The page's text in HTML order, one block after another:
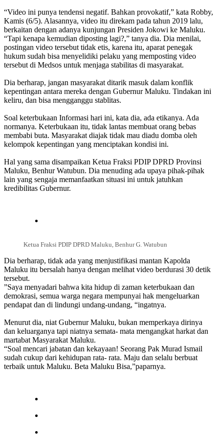
“Video ini punya tendensi negatif. Bahkan provokatif,” kata Robby,
Kamis (6/5). Alasannya, video itu direkam pada tahun 2019 lalu,
berkaitan dengan adanya kunjungan Presiden Jokowi ke Maluku.
“Tapi kenapa kemudian diposting lagi?,” tanya dia. Dia menilai,
postingan video tersebut tidak etis, karena itu, aparat penegak
hukum sudah bisa menyelidiki pelaku yang memposting video
tersebut di Medsos untuk menjaga stabilitas di masyarakat.
Dia berharap, jangan masyarakat ditarik masuk dalam konflik
kepentingan antara mereka dengan Gubernur Maluku. Tindakan ini
keliru, dan bisa mengganggu stablitas.
Soal keterbukaan Informasi hari ini, kata dia, ada etikanya. Ada
normanya. Keterbukaan itu, tidak lantas membuat orang bebas
membabi buta. Masyarakat diajak tidak mau diadu domba oleh
kelompok kepentingan yang menciptakan kondisi ini.
Hal yang sama disampaikan Ketua Fraksi PDIP DPRD Provinsi
Maluku, Benhur Watubun. Dia menuding ada upaya pihak-pihak
lain yang sengaja memanfaatkan situasi ini untuk jatuhkan
kredibilitas Gubernur.
Ketua Fraksi PDIP DPRD Maluku, Benhur G. Watubun
Dia berharap, tidak ada yang menjustifikasi mantan Kapolda
Maluku itu bersalah hanya dengan melihat video berdurasi 30 detik
tersebut.
”Saya menyadari bahwa kita hidup di zaman keterbukaan dan
demokrasi, semua warga negara mempunyai hak mengeluarkan
pendapat dan di lindungi undang-undang, “ingatnya.
Menurut dia, niat Gubernur Maluku, bukan memperkaya dirinya
dan keluarganya tapi niatnya semata- mata mengangkat harkat dan
martabat Masyarakat Maluku.
“Soal mencari jabatan dan kekayaan! Seorang Pak Murad Ismail
sudah cukup dari kehidupan rata- rata. Maju dan selalu berbuat
terbaik untuk Maluku. Beta Maluku Bisa,”paparnya.